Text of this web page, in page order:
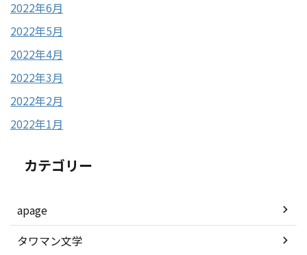
2022年6月
2022年5月
2022年4月
2022年3月
2022年2月
2022年1月
カテゴリー
apage
タワマン文学